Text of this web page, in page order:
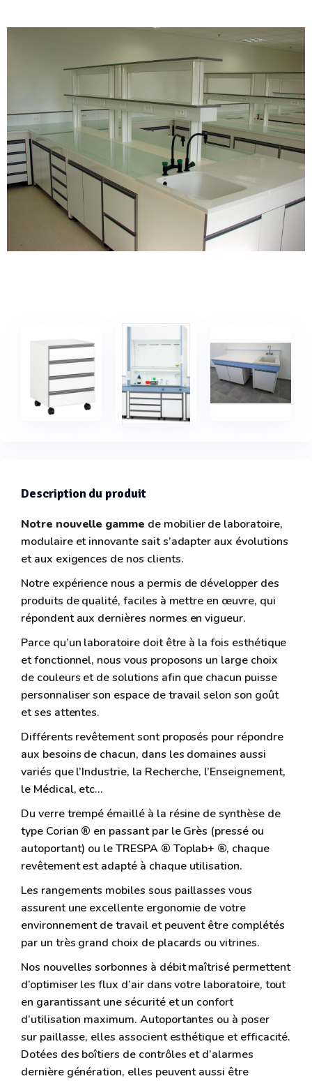
Description du produit
Notre nouvelle gamme de mobilier de laboratoire,
modulaire et innovante sait s’adapter aux évolutions
et aux exigences de nos clients.
Notre expérience nous a permis de développer des
produits de qualité, faciles à mettre en œuvre, qui
répondent aux dernières normes en vigueur.
Parce qu’un laboratoire doit être à la fois esthétique
et fonctionnel, nous vous proposons un large choix
de couleurs et de solutions afin que chacun puisse
personnaliser son espace de travail selon son goût
et ses attentes.
Différents revêtement sont proposés pour répondre
aux besoins de chacun, dans les domaines aussi
variés que l’Industrie, la Recherche, l’Enseignement,
le Médical, etc…
Du verre trempé émaillé à la résine de synthèse de
type Corian ® en passant par le Grès (pressé ou
autoportant) ou le TRESPA ® Toplab+ ®, chaque
revêtement est adapté à chaque utilisation.
Les rangements mobiles sous paillasses vous
assurent une excellente ergonomie de votre
environnement de travail et peuvent être complétés
par un très grand choix de placards ou vitrines.
Nos nouvelles sorbonnes à débit maîtrisé permettent
d’optimiser les flux d’air dans votre laboratoire, tout
en garantissant une sécurité et un confort
d’utilisation maximum. Autoportantes ou à poser
sur paillasse, elles associent esthétique et efficacité.
Dotées des boîtiers de contrôles et d’alarmes
dernière génération, elles peuvent aussi être